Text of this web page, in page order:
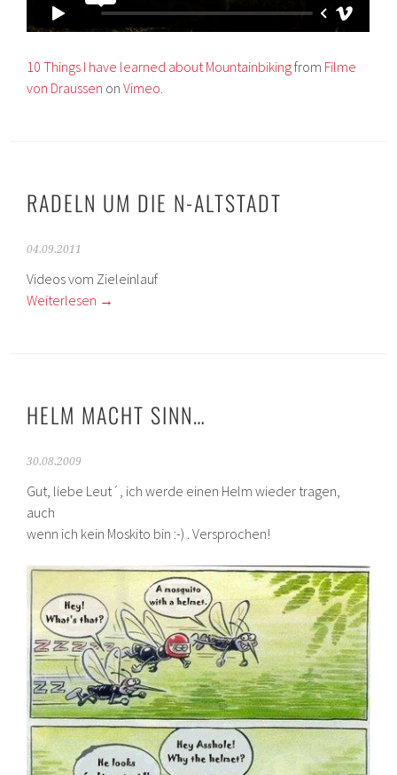
10 Things I have learned about Mountainbikingfrom Filme
von Draussen onVimeo.
RADELN UM DIE N-ALTSTADT
04.09.2011
Videos vom Zieleinlauf
Weiterlesen →
HELM MACHT SINN…
30.08.2009
Gut, liebe Leut´, ich werde einen Helm wieder tragen,
auch
wenn ich kein Moskito bin :-) . Versprochen!